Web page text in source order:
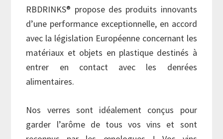
RBDRINKS® propose des produits innovants
d’une performance exceptionnelle, en accord
avec la législation Européenne concernant les
matériaux et objets en plastique destinés à
entrer en contact avec les denrées
alimentaires.
Nos verres sont idéalement conçus pour
garder l’arôme de tous vos vins et sont